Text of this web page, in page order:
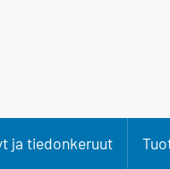
ja tiedonkeruut